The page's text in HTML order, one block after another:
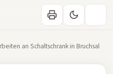
an Schaltschrank in Bruchsal